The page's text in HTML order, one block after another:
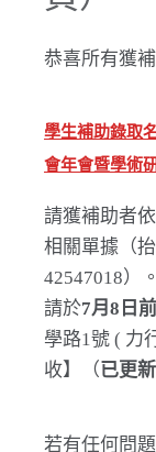
恭喜所有獲
學生補助錄取
會年會暨學術
請獲補助者
相關單據（
42547018）。
請於7月8日前
學路1號 ( 力
收】（已更
若有任何問